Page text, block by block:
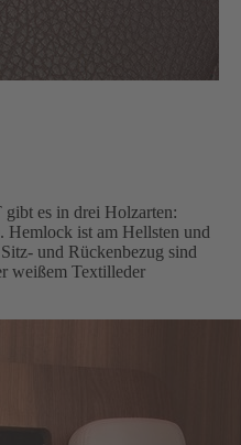
es in drei Holzarten:
Hemlock ist am Hellsten und
und Rückenbezug sind
weißem Textilleder